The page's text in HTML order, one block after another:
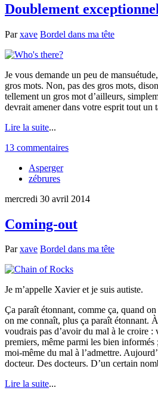
Doublement exceptionnel
Parxave Bordel dans ma tête
Je vous demande un peu de
gros mots. Non, pas des gros mots,
tellement un gros mot d’ailleurs,
devrait amener dans votre esprit tout un
Lire la suite...
13 commentaires
Asperger
zébrures
mercredi 30 avril 2014
Coming-out
Parxave Bordel dans ma tête
Je m’appelle Xavier et je suis autiste.
Ça paraît étonnant, comme ça, quand
on me connaît, plus ça paraît étonnant.
voudrais pas d’avoir du mal à le croire :
premiers, même parmi les bien
moi-même du mal à l’admettre.
docteur. Des docteurs. D’un certain
Lire la suite...